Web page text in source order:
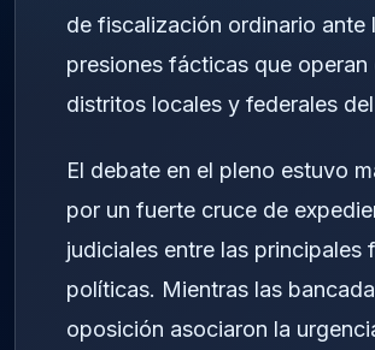
de fiscalización ordinario ante
presiones fácticas que operan
distritos locales y federales
El debate en el pleno estuvo
por un fuerte cruce de
judiciales entre las principales
políticas. Mientras las
oposición asociaron la